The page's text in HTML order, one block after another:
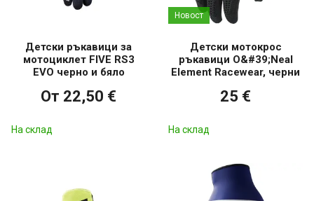
Детски ръкавици за
мотоциклет FIVE RS3
EVO черно и бяло
От 22,50 €
На склад
Новост
Детски мотокрос
ръкавици O&#39;Neal
Element Racewear, черни
25 €
На склад